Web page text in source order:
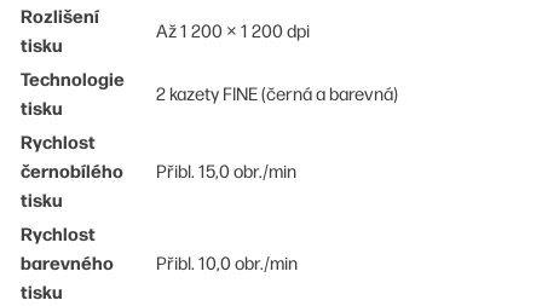
Rozlišení
tisku
Až 1 200 × 1 200 dpi
Technologie
tisku
2 kazety FINE (černá a barevná)
Rychlost
černobílého
tisku
Přibl. 15,0 obr./min
Rychlost
barevného
tisku
Přibl. 10,0 obr./min